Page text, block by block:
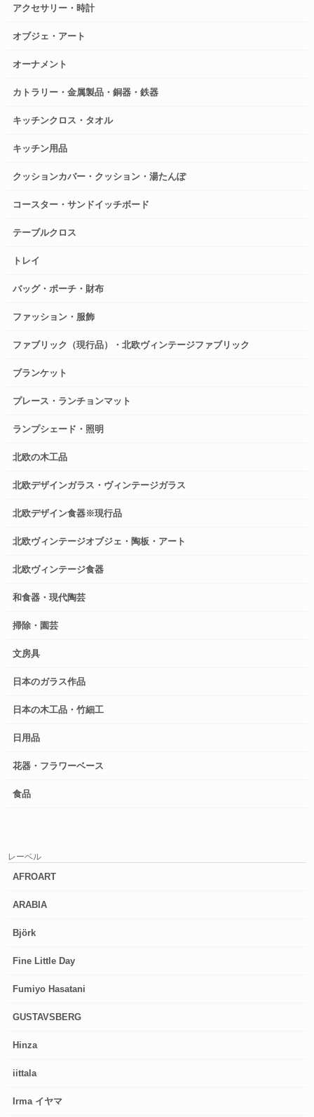
アクセサリー・時計
オブジェ・アート
オーナメント
カトラリー・金属製品・銅器・鉄器
キッチンクロス・タオル
キッチン用品
クッションカバー・クッション・湯たんぽ
コースター・サンドイッチボード
テーブルクロス
トレイ
バッグ・ポーチ・財布
ファッション・服飾
ファブリック（現行品）・北欧ヴィンテージファブリック
ブランケット
プレース・ランチョンマット
ランプシェード・照明
北欧の木工品
北欧デザインガラス・ヴィンテージガラス
北欧デザイン食器※現行品
北欧ヴィンテージオブジェ・陶板・アート
北欧ヴィンテージ食器
和食器・現代陶芸
掃除・園芸
文房具
日本のガラス作品
日本の木工品・竹細工
日用品
花器・フラワーベース
食品
レーベル
AFROART
ARABIA
Björk
Fine Little Day
Fumiyo Hasatani
GUSTAVSBERG
Hinza
iittala
Irma イヤマ